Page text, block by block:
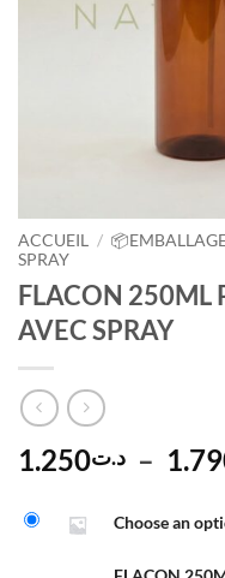
ACCUEIL /
SPRAY
FLACON 250ML
AVEC SPRAY
د.ت1.250 –
Choose an